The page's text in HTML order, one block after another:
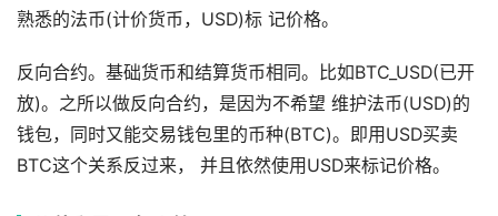
熟悉的法币(计价货币，USD)标 记价格。
反向合约。基础货币和结算货币相同。⽐如BTC_USD(已开
放)。之所以做反向合约，是因为不希望 维护法币(USD)的
钱包，同时⼜能交易钱包⾥的币种(BTC)。即⽤USD买卖
BTC这个关系反过来， 并且依然使⽤USD来标记价格。